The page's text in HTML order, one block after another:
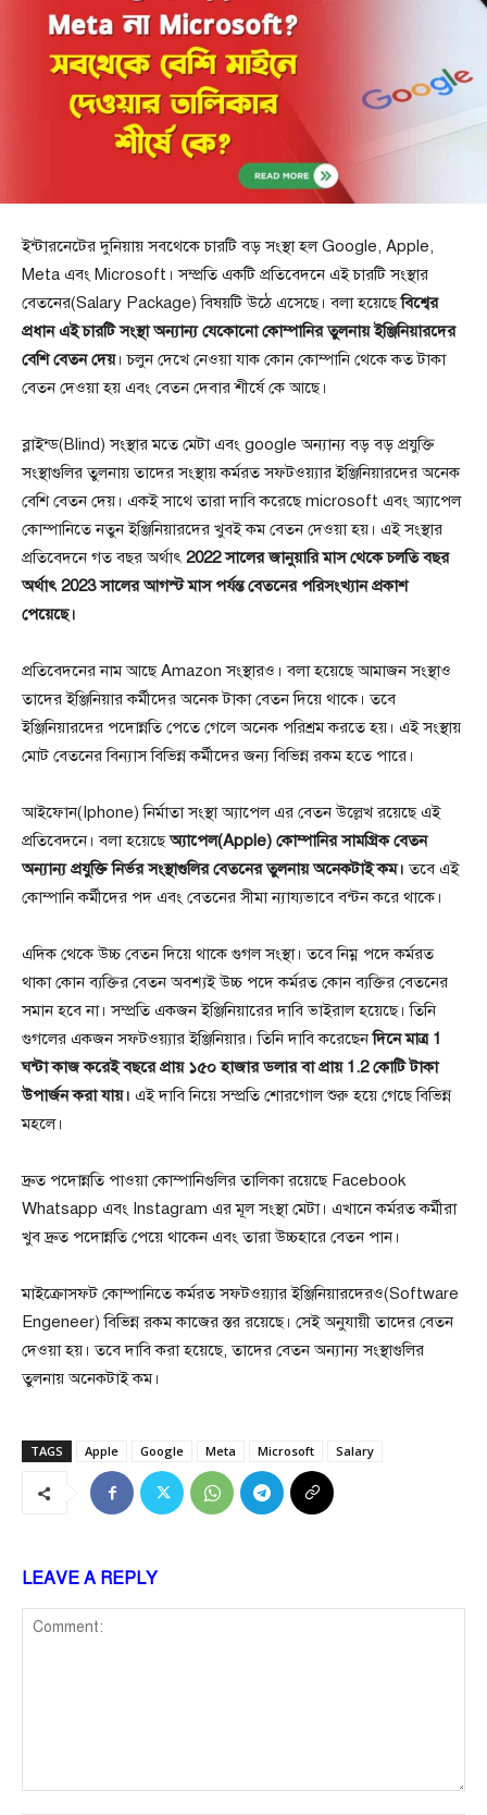
ইন্টারনেটের দুনিয়ায় সবথেকে চারটি বড় সংস্থা হল Google, Apple,
Meta এবং Microsoft। সম্প্রতি একটি প্রতিবেদনে এই চারটি সংস্থার
বেতনের(Salary Package) বিষয়টি উঠে এসেছে। বলা হয়েছেবিশ্বের
প্রধান এই চারটি সংস্থা অন্যান্য যেকোনো কোম্পানির তুলনায় ইঞ্জিনিয়ারদের
বেশি বেতন দেয়। চলুন দেখে নেওয়া যাক কোন কোম্পানি থেকে কত টাকা
বেতন দেওয়া হয় এবং বেতন দেবার শীর্ষে কে আছে।
ব্লাইন্ড(Blind) সংস্থার মতে মেটা এবং google অন্যান্য বড় বড় প্রযুক্তি
সংস্থাগুলির তুলনায় তাদের সংস্থায় কর্মরত সফটওয়্যার ইঞ্জিনিয়ারদের অনেক
বেশি বেতন দেয়। একই সাথে তারা দাবি করেছে microsoft এবং অ্যাপেল
কোম্পানিতে নতুন ইঞ্জিনিয়ারদের খুবই কম বেতন দেওয়া হয়। এই সংস্থার
প্রতিবেদনে গত বছর অর্থাৎ 2022 সালের জানুয়ারি মাস থেকে চলতি বছর
অর্থাৎ 2023 সালের আগস্ট মাস পর্যন্ত বেতনের পরিসংখ্যান প্রকাশ
পেয়েছে।
প্রতিবেদনের নাম আছে Amazon সংস্থারও। বলা হয়েছে আমাজন সংস্থাও
তাদের ইঞ্জিনিয়ার কর্মীদের অনেক টাকা বেতন দিয়ে থাকে। তবে
ইঞ্জিনিয়ারদের পদোন্নতি পেতে গেলে অনেক পরিশ্রম করতে হয়। এই সংস্থায়
মোট বেতনের বিন্যাস বিভিন্ন কর্মীদের জন্য বিভিন্ন রকম হতে পারে।
আইফোন(Iphone) নির্মাতা সংস্থা অ্যাপেল এর বেতন উল্লেখ রয়েছে এই
প্রতিবেদনে। বলা হয়েছেঅ্যাপেল(Apple) কোম্পানির সামগ্রিক বেতন
অন্যান্য প্রযুক্তি নির্ভর সংস্থাগুলির বেতনের তুলনায় অনেকটাই কম। তবে এই
কোম্পানি কর্মীদের পদ এবং বেতনের সীমা ন্যায্যভাবে বন্টন করে থাকে।
এদিক থেকে উচ্চ বেতন দিয়ে থাকে গুগল সংস্থা। তবে নিম্ন পদে কর্মরত
থাকা কোন ব্যক্তির বেতন অবশ্যই উচ্চ পদে কর্মরত কোন ব্যক্তির বেতনের
সমান হবে না। সম্প্রতি একজন ইঞ্জিনিয়ারের দাবি ভাইরাল হয়েছে। তিনি
গুগলের একজন সফটওয়্যার ইঞ্জিনিয়ার। তিনি দাবি করেছেনদিনে মাত্র 1
ঘন্টা কাজ করেই বছরে প্রায় ১৫০ হাজার ডলার বা প্রায় 1.2 কোটি টাকা
উপার্জন করা যায়। এই দাবি নিয়ে সম্প্রতি শোরগোল শুরু হয়ে গেছে বিভিন্ন
মহলে।
দ্রুত পদোন্নতি পাওয়া কোম্পানিগুলির তালিকা রয়েছে Facebook
Whatsapp এবং Instagram এর মূল সংস্থা মেটা। এখানে কর্মরত কর্মীরা
খুব দ্রুত পদোন্নতি পেয়ে থাকেন এবং তারা উচ্চহারে বেতন পান।
মাইক্রোসফট কোম্পানিতে কর্মরত সফটওয়্যার ইঞ্জিনিয়ারদেরও(Software
Engeneer) বিভিন্ন রকম কাজের স্তর রয়েছে। সেই অনুযায়ী তাদের বেতন
দেওয়া হয়। তবে দাবি করা হয়েছে, তাদের বেতন অন্যান্য সংস্থাগুলির
তুলনায় অনেকটাই কম।
TAGS Apple Google Meta Microsoft Salary
LEAVE A REPLY